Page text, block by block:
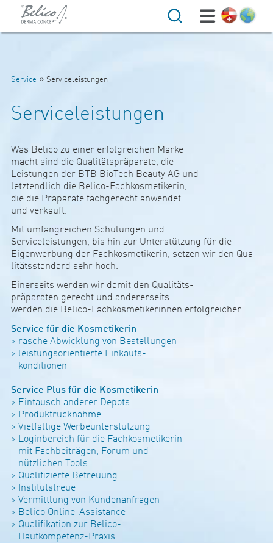
Suche
Service » Serviceleistungen
Serviceleistungen
Was Belico zu einer erfolg­rei­chen Marke
macht sind die Qua­li­tät­spräpa­rate, die
Leis­tungen der BTB Bio­Tech Beauty AG und
letzt­end­lich die Belico-Fach­kos­me­ti­kerin,
die die Präpa­rate fach­ge­recht anwendet
und ver­kauft.
Mit umfang­rei­chen Schu­lungen und
Ser­vice­leis­tungen, bis hin zur Unter­stüt­zung für die
Eigen­wer­bung der Fach­kos­me­ti­kerin, setzen wir den Qua­
li­täts­stan­dard sehr hoch.
Einer­seits werden wir damit den Qua­li­täts-
präpa­raten gerecht und ande­rer­seits
werden die Belico-Fach­kos­me­ti­ke­rinnen erfolg­rei­cher.
Ser­vice für die Kos­me­ti­kerin
> rasche Abwick­lung von Bestel­lungen
> leis­tungs­o­ri­en­tierte Ein­kaufs-
kon­di­tionen
Ser­vice Plus für die Kos­me­ti­kerin
> Ein­tausch anderer Depots
> Pro­dukt­rück­nahme
> Viel­fäl­tige Wer­be­un­ter­stüt­zung
> Log­in­be­reich für die Fach­kos­me­ti­kerin
mit Fach­bei­trägen, Forum und
nütz­li­chen Tools
> Qua­li­fi­zierte Bet­reuung
> Insti­tut­st­reue
> Ver­mitt­lung von Kun­den­an­fragen
> Belico Online-Assi­s­tance
> Qua­li­fi­ka­tion zur Belico-
Haut­kom­pe­tenz-Praxis